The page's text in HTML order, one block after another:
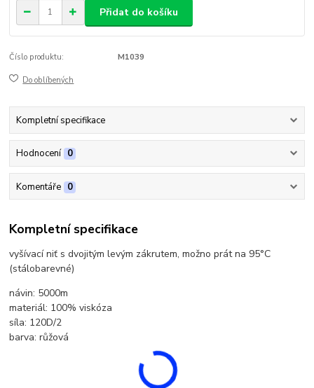
Přidat do košíku
Číslo produktu: M1039
Do oblíbených
Kompletní specifikace
Hodnocení 0
Komentáře 0
Kompletní specifikace
vyšívací niť s dvojitým levým zákrutem, možno prát na 95°C
(stálobarevné)
návin: 5000m
materiál: 100% viskóza
síla: 120D/2
barva: růžová